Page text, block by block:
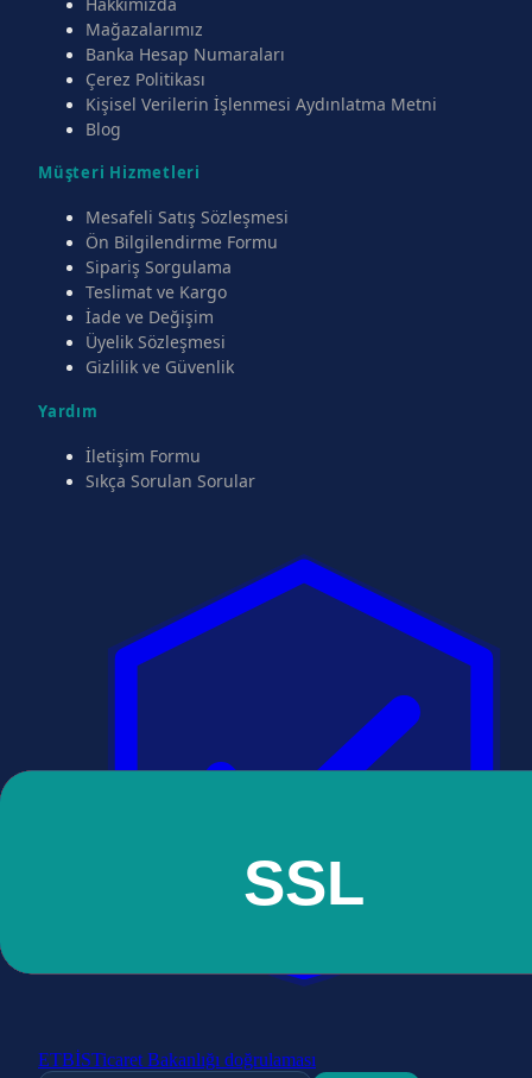
Mağazalarımız
Banka Hesap Numaraları
Çerez Politikası
Kişisel Verilerin İşlenmesi Aydınlatma Metni
Blog
Müşteri Hizmetleri
Mesafeli Satış Sözleşmesi
Ön Bilgilendirme Formu
Sipariş Sorgulama
Teslimat ve Kargo
İade ve Değişim
Üyelik Sözleşmesi
Gizlilik ve Güvenlik
Yardım
İletişim Formu
Sıkça Sorulan Sorular
ETBİSTicaret Bakanlığı doğrulaması